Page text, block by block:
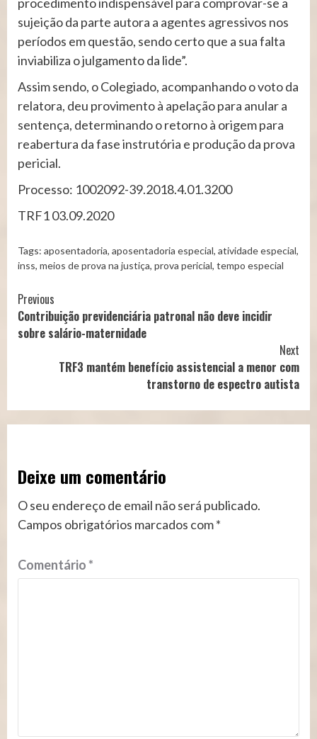
sujeição da parte autora a agentes agressivos nos
períodos em questão, sendo certo que a sua falta
inviabiliza o julgamento da lide”.
Assim sendo, o Colegiado, acompanhando o voto da
relatora, deu provimento à apelação para anular a
sentença, determinando o retorno à origem para
reabertura da fase instrutória e produção da prova
pericial.
Processo: 1002092-39.2018.4.01.3200
TRF1 03.09.2020
Tags: aposentadoria, aposentadoria especial, atividade especial,
inss, meios de prova na justiça, prova pericial, tempo especial
Continue
Reading
Previous
Contribuição previdenciária patronal não deve incidir
sobre salário-maternidade
Next
TRF3 mantém benefício assistencial a menor com
transtorno de espectro autista
Deixe um comentário
O seu endereço de email não será publicado.
Campos obrigatórios marcados com*
Comentário*